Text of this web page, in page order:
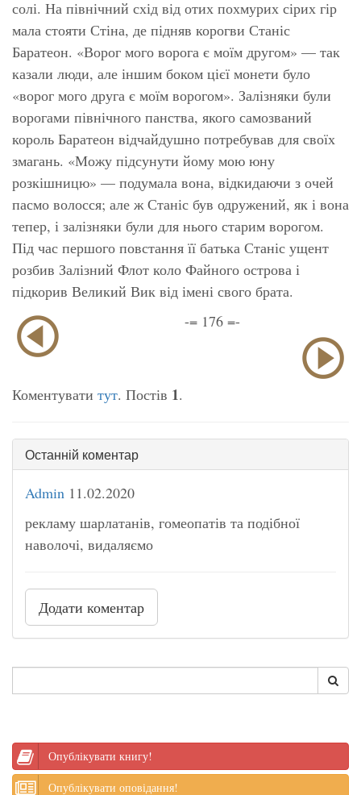
солі. На північний схід від отих похмурих сірих гір
мала стояти Стіна, де підняв корогви Станіс
Баратеон. «Ворог мого ворога є моїм другом» — так
казали люди, але іншим боком цієї монети було
«ворог мого друга є моїм ворогом». Залізняки були
ворогами північного панства, якого самозваний
король Баратеон відчайдушно потребував для своїх
змагань. «Можу підсунути йому мою юну
розкішницю» — подумала вона, відкидаючи з очей
пасмо волосся; але ж Станіс був одружений, як і вона
тепер, і залізняки були для нього старим ворогом.
Під час першого повстання її батька Станіс ущент
розбив Залізний Флот коло Файного острова і
підкорив Великий Вик від імені свого брата.
-= 176 =-
Коментувати тут. Постів 1.
Останній коментар
Admin 11.02.2020
рекламу шарлатанів, гомеопатів та подібної
наволочі, видаляємо
Додати коментар
Опублікувати книгу!
Опублікувати оповідання!